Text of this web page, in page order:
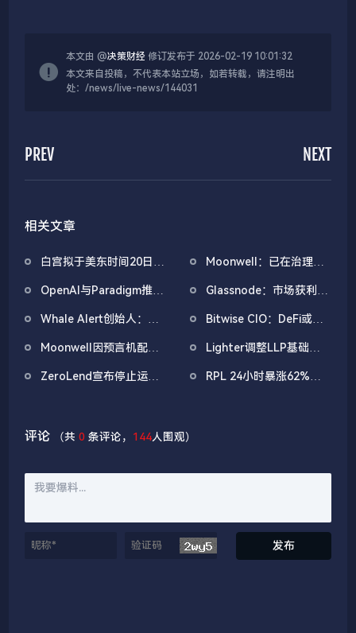
本文由 @决策财经 修订发布于 2026-02-19 10:01:32
本文来自投稿，不代表本站立场，如若转载，请注明出
处：/news/live-news/144031
PREV NEXT
相关文章
白宫拟于美东时间20日上
问题会议
Moonwell：已在治理论
分赔偿
OpenAI与Paradigm推出
Agent在智能合约安全中
的应用
Glassnode：市场获利了
恐慌性抛售区间
Whale Alert创始人：
2023年底，或临近三年
盈利周期拐点
Bitwise CIO：DeFi或成
Saylor称「比特币之春将
至」
Moonwell因预言机配置
账
Lighter调整LLP基础设
供更多流动性
ZeroLend宣布停止运
RPL 24小时暴涨62%，
评论 （共0 条评论， 144人围观）
发布